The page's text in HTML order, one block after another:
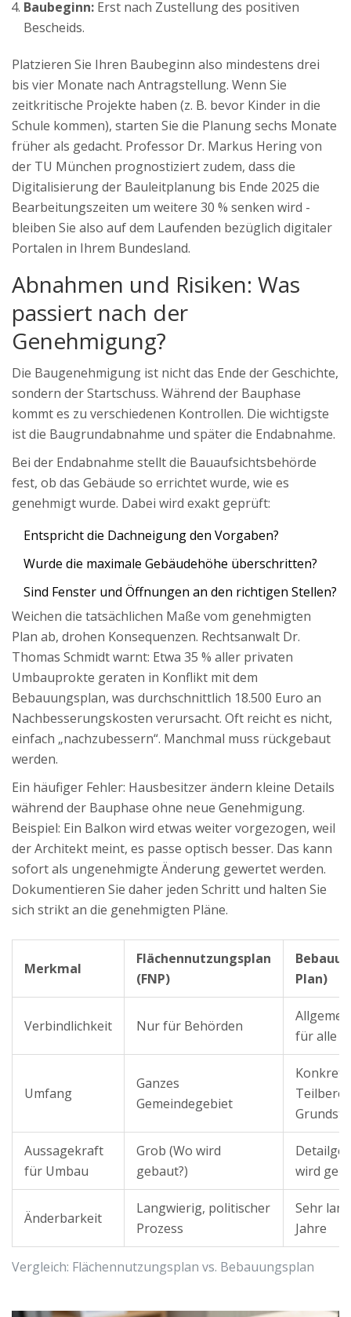
Baubeginn: Erst nach Zustellung des positiven
Bescheids.
Platzieren Sie Ihren Baubeginn also mindestens drei
bis vier Monate nach Antragstellung. Wenn Sie
zeitkritische Projekte haben (z. B. bevor Kinder in die
Schule kommen), starten Sie die Planung sechs Monate
früher als gedacht. Professor Dr. Markus Hering von
der TU München prognostiziert zudem, dass die
Digitalisierung der Bauleitplanung bis Ende 2025 die
Bearbeitungszeiten um weitere 30 % senken wird -
bleiben Sie also auf dem Laufenden bezüglich digitaler
Portalen in Ihrem Bundesland.
Abnahmen und Risiken: Was
passiert nach der
Genehmigung?
Die Baugenehmigung ist nicht das Ende der Geschichte,
sondern der Startschuss. Während der Bauphase
kommt es zu verschiedenen Kontrollen. Die wichtigste
ist die Baugrundabnahme und später die Endabnahme.
Bei der Endabnahme stellt die Bauaufsichtsbehörde
fest, ob das Gebäude so errichtet wurde, wie es
genehmigt wurde. Dabei wird exakt geprüft:
Entspricht die Dachneigung den Vorgaben?
Wurde die maximale Gebäudehöhe überschritten?
Sind Fenster und Öffnungen an den richtigen Stellen?
Weichen die tatsächlichen Maße vom genehmigten
Plan ab, drohen Konsequenzen. Rechtsanwalt Dr.
Thomas Schmidt warnt: Etwa 35 % aller privaten
Umbauprokte geraten in Konflikt mit dem
Bebauungsplan, was durchschnittlich 18.500 Euro an
Nachbesserungskosten verursacht. Oft reicht es nicht,
einfach „nachzubessern“. Manchmal muss rückgebaut
werden.
Ein häufiger Fehler: Hausbesitzer ändern kleine Details
während der Bauphase ohne neue Genehmigung.
Beispiel: Ein Balkon wird etwas weiter vorgezogen, weil
der Architekt meint, es passe optisch besser. Das kann
sofort als ungenehmigte Änderung gewertet werden.
Dokumentieren Sie daher jeden Schritt und halten Sie
sich strikt an die genehmigten Pläne.
Vergleich: Flächennutzungsplan vs. Bebauungsplan
Merkmal
Flächennutzungsplan
(FNP)
Plan)
Verbindlichkeit Nur für Behörden
für alle
Umfang
Ganzes
Gemeindegebiet
Aussagekraft
für Umbau
Grob (Wo wird
gebaut?)
wird
Änderbarkeit
Langwierig, politischer
Prozess
Sehr
Jahre